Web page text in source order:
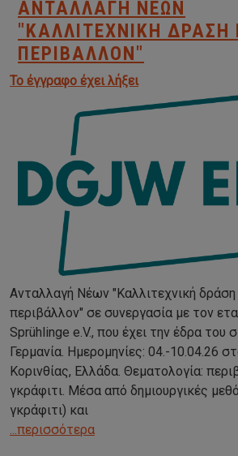
ΑΝΤΑΛΛΑΓΉ ΝΈΩΝ
"ΚΑΛΛΙΤΕΧΝΙΚΉ ΔΡΆΣΗ
ΠΕΡΙΒΆΛΛΟΝ"
Το έγγραφο έχει λήξει
Ανταλλαγή Νέων "Καλλιτεχνική δράση
περιβάλλον" σε συνεργασία με τον
Sprühlinge e.V., που έχει την έδρα του
Γερμανία. Ημερομηνίες: 04.-10.04.26
Κορινθίας, Ελλάδα. Θεματολογία:
γκράφιτι. Μέσα από δημιουργικές
γκράφιτι) και
...περισσότερα